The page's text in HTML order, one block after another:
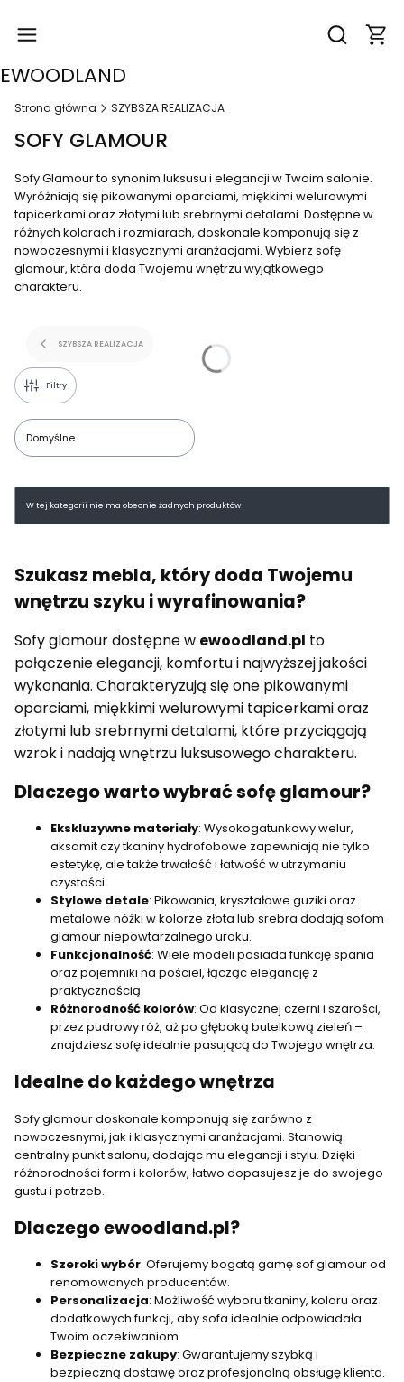
Otwórz
EWOODLAND
Strona główna SZYBSZA REALIZACJA
SOFY GLAMOUR
Sofy Glamour to synonim luksusu i elegancji w Twoim salonie.
Wyróżniają się pikowanymi oparciami, miękkimi welurowymi
tapicerkami oraz złotymi lub srebrnymi detalami. Dostępne w
różnych kolorach i rozmiarach, doskonale komponują się z
nowoczesnymi i klasycznymi aranżacjami. Wybierz sofę
glamour, która doda Twojemu wnętrzu wyjątkowego
charakteru.
SZYBSZA REALIZACJA
Filtry
Domyślne
Lista produktów
W tej kategorii nie ma obecnie żadnych produktów
Szukasz mebla, który doda Twojemu
wnętrzu szyku i wyrafinowania?
Sofy glamour dostępne w ewoodland.pl to
połączenie elegancji, komfortu i najwyższej jakości
wykonania. Charakteryzują się one pikowanymi
oparciami, miękkimi welurowymi tapicerkami oraz
złotymi lub srebrnymi detalami, które przyciągają
wzrok i nadają wnętrzu luksusowego charakteru.
Dlaczego warto wybrać sofę glamour?
Ekskluzywne materiały: Wysokogatunkowy welur,
aksamit czy tkaniny hydrofobowe zapewniają nie tylko
estetykę, ale także trwałość i łatwość w utrzymaniu
czystości.
Stylowe detale: Pikowania, kryształowe guziki oraz
metalowe nóżki w kolorze złota lub srebra dodają sofom
glamour niepowtarzalnego uroku.
Funkcjonalność: Wiele modeli posiada funkcję spania
oraz pojemniki na pościel, łącząc elegancję z
praktycznością.
Różnorodność kolorów: Od klasycznej czerni i szarości,
przez pudrowy róż, aż po głęboką butelkową zieleń –
znajdziesz sofę idealnie pasującą do Twojego wnętrza.
Idealne do każdego wnętrza
Sofy glamour doskonale komponują się zarówno z
nowoczesnymi, jak i klasycznymi aranżacjami. Stanowią
centralny punkt salonu, dodając mu elegancji i stylu. Dzięki
różnorodności form i kolorów, łatwo dopasujesz je do swojego
gustu i potrzeb.
Dlaczego ewoodland.pl?
Szeroki wybór: Oferujemy bogatą gamę sof glamour od
renomowanych producentów.
Personalizacja: Możliwość wyboru tkaniny, koloru oraz
dodatkowych funkcji, aby sofa idealnie odpowiadała
Twoim oczekiwaniom.
Bezpieczne zakupy: Gwarantujemy szybką i
bezpieczną dostawę oraz profesjonalną obsługę klienta.